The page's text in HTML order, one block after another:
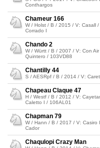
Conthargos
Chameur 166
W / Holst / B / 2015 / V: Casall /
Corrado I
Chando 2
W / Württ / B / 2007 / V: Con Air
Quintero / 103VD88
Chantilly 44
S / AESRpf / B / 2014 / V:
Chapeau Claque 47
H / Westf / B / 2012 / V:
Caletto I / 106AL01
Chapman 79
W / Hann / B / 2017 / V: Casiro
Cador
Chaqulopi Crazy Man